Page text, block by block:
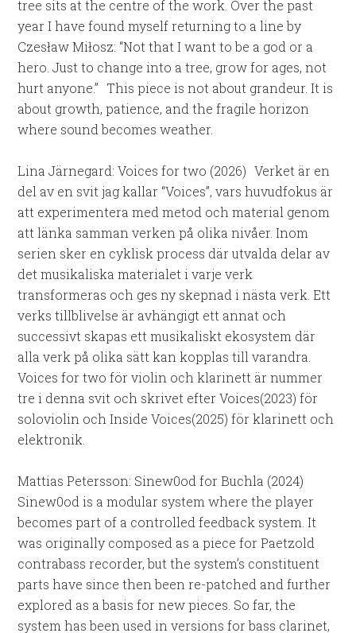
tree sits at the centre of the work. Over the past
year I have found myself returning to a line by
Czesław Miłosz: “Not that I want to be a god or a
hero. Just to change into a tree, grow for ages, not
hurt anyone.” This piece is not about grandeur. It is
about growth, patience, and the fragile horizon
where sound becomes weather.
Lina Järnegard: Voices for two (2026) Verket är en
del av en svit jag kallar “Voices”, vars huvudfokus är
att experimentera med metod och material genom
att länka samman verken på olika nivåer. Inom
serien sker en cyklisk process där utvalda delar av
det musikaliska materialet i varje verk
transformeras och ges ny skepnad i nästa verk. Ett
verks tillblivelse är avhängigt ett annat och
successivt skapas ett musikaliskt ekosystem där
alla verk på olika sätt kan kopplas till varandra.
Voices for two för violin och klarinett är nummer
tre i denna svit och skrivet efter Voices(2023) för
soloviolin och Inside Voices(2025) för klarinett och
elektronik.
Mattias Petersson: Sinew0od for Buchla (2024)
Sinew0od is a modular system where the player
becomes part of a controlled feedback system. It
was originally composed as a piece for Paetzold
contrabass recorder, but the system’s constituent
parts have since then been re-patched and further
explored as a basis for new pieces. So far, the
system has been used in versions for bass clarinet,